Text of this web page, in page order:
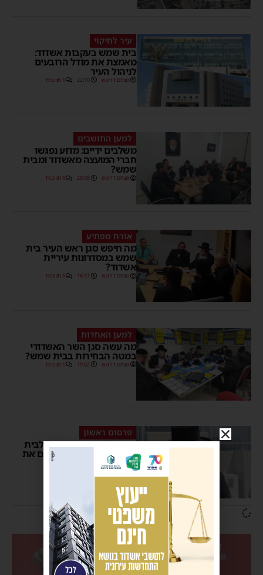
עיר לחיקוי
בית שמש בעקבות אשדוד:
מאמצת את מודל הרובעים
לניהול העיר
מנחם דויטש 22:10 1 תגובות
למען התושבים
משלבים ידיים: מדוע נפגשו
חברי המועצה מאשדוד ומבית
שמש?
מנחם דויטש 20:38 5 תגובות
אורח מפתיע
מה חיפש סגן ראש העיר בית
שמש במסדרונות עיריית
אשדוד?
מנחם דויטש 16:57 5 תגובות
למען האחדות
מה עשה סגן השר האשדודי
במטה הבחירות בבית שמש?
מנחם דויטש 19:02 1 תגובות
פרסום ראשון
האדמו"ר מאשדוד עובר לבית
שמש; בחצר החָם מברכים את
החתן
יוסי יחזקאלי